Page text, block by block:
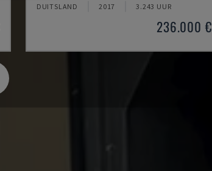
DUITSLAND 2017 3.243 UUR
236.000 €